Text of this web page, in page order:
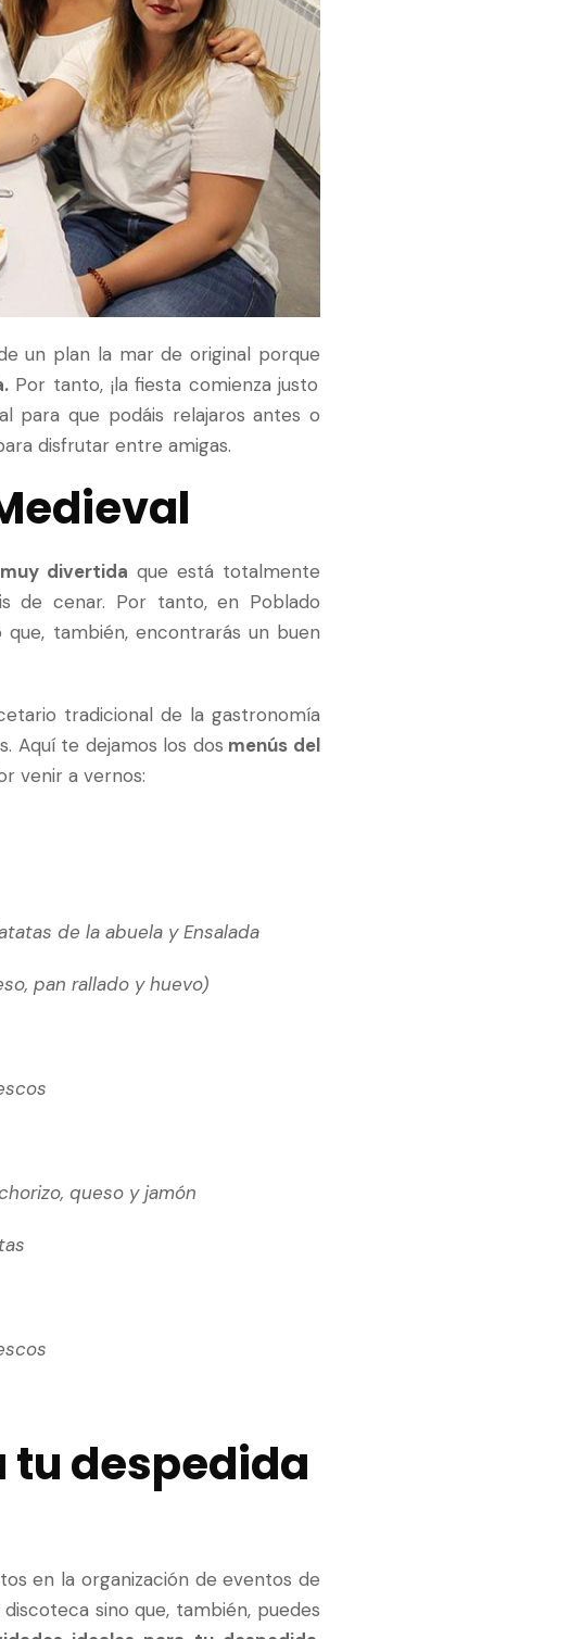
un plan la mar de original porque
Por tanto, ¡la fiesta comienza justo
para que podáis relajaros antes o
disfrutar entre amigas.
divertida que está totalmente
de cenar. Por tanto, en Poblado
también, encontrarás un buen
tradicional de la gastronomía
Aquí te dejamos los dos menús del
venir a vernos:
de la abuela y Ensalada
pan rallado y huevo)
queso y jamón
despedida
en la organización de eventos de
sino que, también, puedes